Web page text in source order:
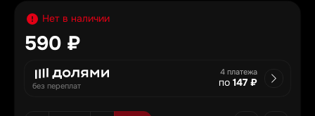
Нет в наличии
590 ₽
без переплат
4 платежа
по 147 ₽